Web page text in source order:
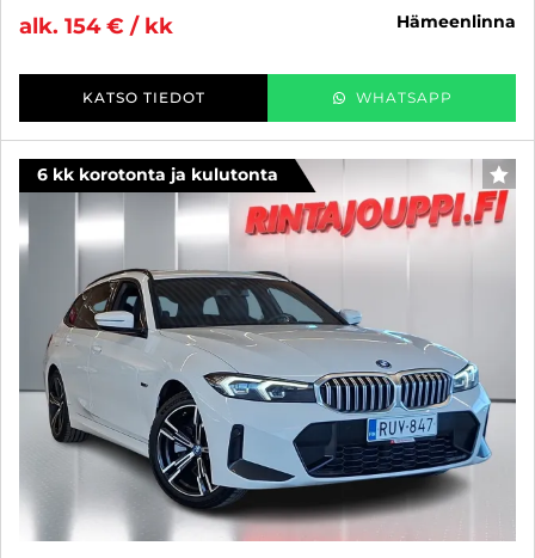
alk. 154 € / kk
hämeenlinna
KATSO TIEDOT WHATSAPP
6 kk korotonta ja kulutonta